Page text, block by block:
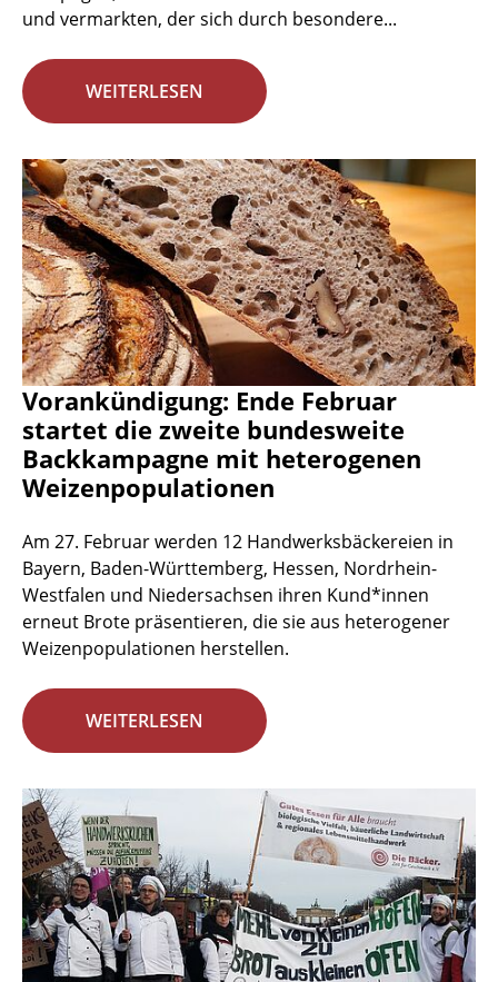
und vermarkten, der sich durch besondere...
WEITERLESEN
Vorankündigung: Ende Februar
startet die zweite bundesweite
Backkampagne mit heterogenen
Weizenpopulationen
Am 27. Februar werden 12 Handwerksbäckereien in
Bayern, Baden-Württemberg, Hessen, Nordrhein-
Westfalen und Niedersachsen ihren Kund*innen
erneut Brote präsentieren, die sie aus heterogener
Weizenpopulationen herstellen.
WEITERLESEN